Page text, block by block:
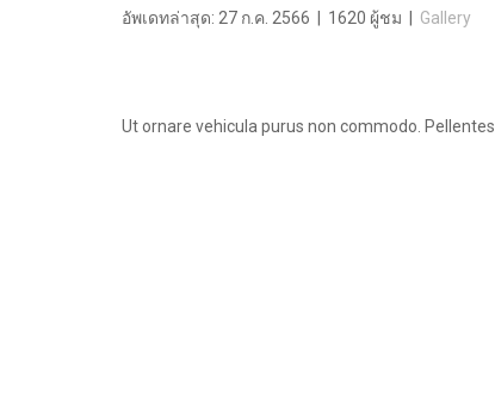
อัพเดทล่าสุด: 27 ก.ค. 2566 1620 ผู้ชม Gallery
Ut ornare vehicula purus non commodo.